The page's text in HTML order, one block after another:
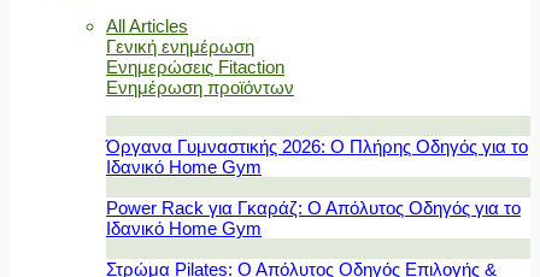
All Articles
Γενική ενημέρωση
Ενημερώσεις Fitaction
Ενημέρωση προϊόντων
Όργανα Γυμναστικής 2026: Ο Πλήρης Οδηγός για το
Ιδανικό Home Gym
Power Rack για Γκαράζ: Ο Απόλυτος Οδηγός για το
Ιδανικό Home Gym
Στρώμα Pilates: Ο Απόλυτος Οδηγός Επιλογής &